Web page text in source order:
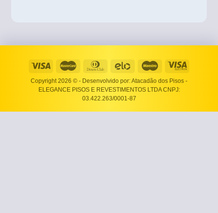
Copyright 2026 © - Desenvolvido por: Atacadão dos Pisos -
ELEGANCE PISOS E REVESTIMENTOS LTDA CNPJ:
03.422.263/0001-87